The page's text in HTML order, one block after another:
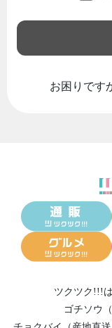
お困りです
ツクツク!!!は
ゴチソウ